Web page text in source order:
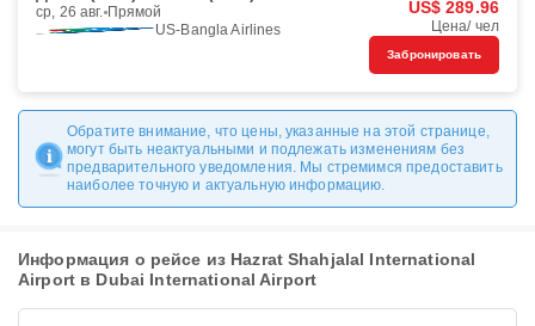
ср, 26 авг. Прямой
US-Bangla Airlines
US$ 289.96
Цена/ чел
Забронировать
Обратите внимание, что цены, указанные на этой странице,
могут быть неактуальными и подлежать изменениям без
предварительного уведомления. Мы стремимся предоставить
наиболее точную и актуальную информацию.
Информация о рейсе из Hazrat Shahjalal International
Airport в Dubai International Airport